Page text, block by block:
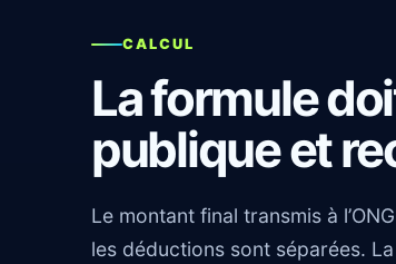
CALCUL
La formule
publique et
Le montant final transmis à
les déductions sont séparées.